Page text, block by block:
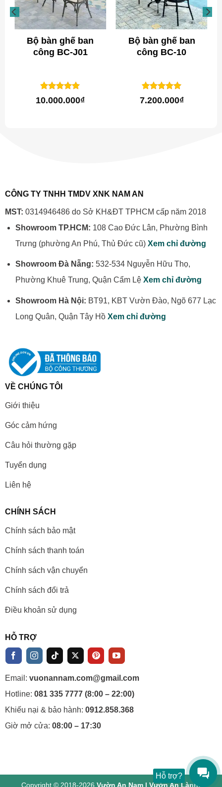
Bộ bàn ghế ban
công BC-J01
5trên 5
dựa trên
1
10.000.000₫
Bộ bàn ghế ban
công BC-10
5 trên 5
dựa trên
1
7.200.000₫
CÔNG TY TNHH TMDV XNK NAM AN
MST: 0314946486 do Sở KH&ĐT TPHCM cấp năm 2018
Showroom TP.HCM: 108 Cao Đức Lân, Phường Bình
Trưng (phường An Phú, Thủ Đức cũ) Xem chỉ đường
Showroom Đà Nẵng: 532-534 Nguyễn Hữu Thọ,
Phường Khuê Trung, Quận Cẩm Lệ Xem chỉ đường
Showroom Hà Nội: BT91, KBT Vườn Đào, Ngõ 677 Lạc
Long Quân, Quận Tây Hồ Xem chỉ đường
VỀ CHÚNG TÔI
Giới thiệu
Góc cảm hứng
Câu hỏi thường gặp
Tuyển dụng
Liên hệ
CHÍNH SÁCH
Chính sách bảo mật
Chính sách thanh toán
Chính sách vận chuyển
Chính sách đổi trả
Điều khoản sử dụng
HỖ TRỢ
Email: vuonannam.com@gmail.com
Hotline: 081 335 7777 (8:00 – 22:00)
Khiếu nại & bảo hành: 0912.858.368
Giờ mở cửa: 08:00 – 17:30
Copyright © 2018-2026 Vườn An Nam | Vườn An Lành!
Hỗ trợ?